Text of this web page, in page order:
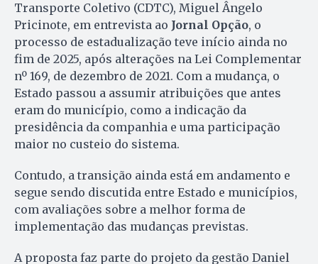
Transporte Coletivo (CDTC), Miguel Ângelo
Pricinote, em entrevista ao Jornal Opção, o
processo de estadualização teve início ainda no
fim de 2025, após alterações na Lei Complementar
nº 169, de dezembro de 2021. Com a mudança, o
Estado passou a assumir atribuições que antes
eram do município, como a indicação da
presidência da companhia e uma participação
maior no custeio do sistema.
Contudo, a transição ainda está em andamento e
segue sendo discutida entre Estado e municípios,
com avaliações sobre a melhor forma de
implementação das mudanças previstas.
A proposta faz parte do projeto da gestão Daniel